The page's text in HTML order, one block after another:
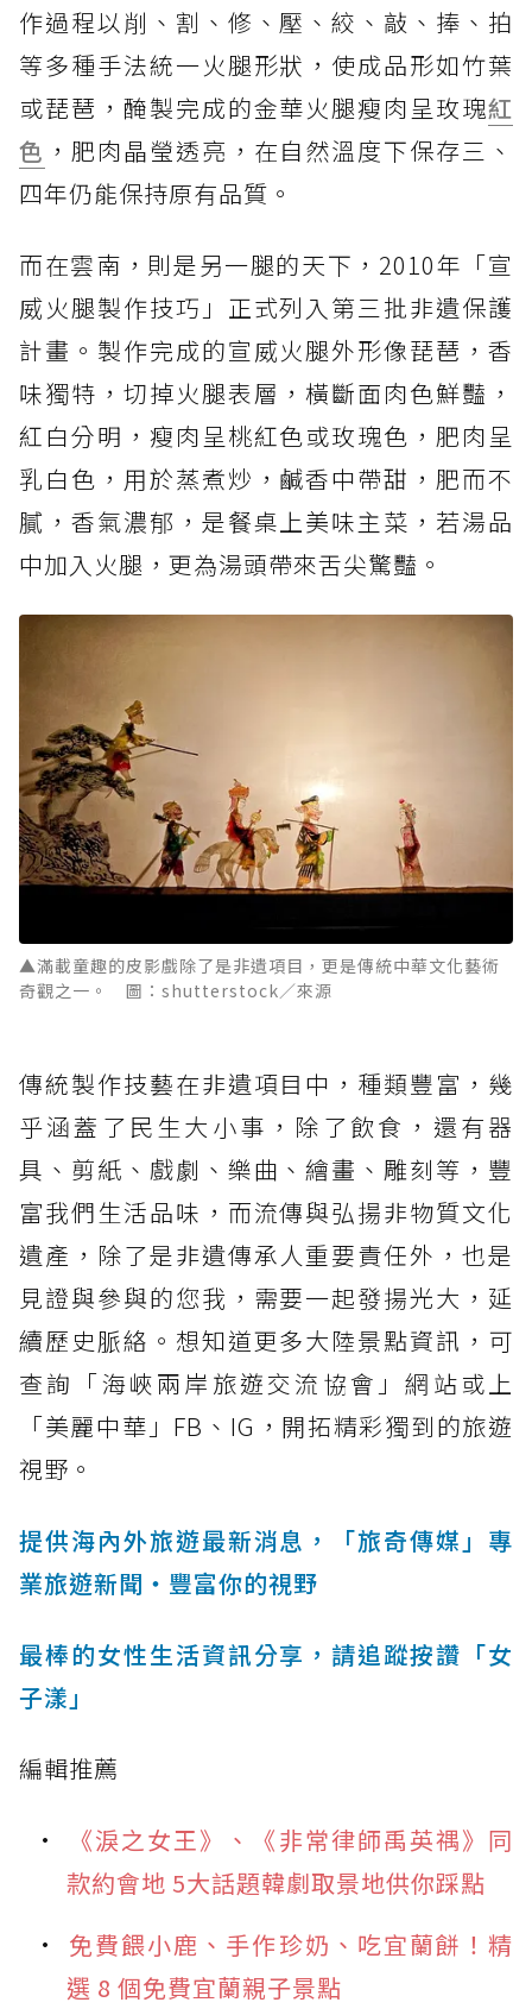
作過程以削、割、修、壓、絞、敲、捧、拍
等多種手法統一火腿形狀，使成品形如竹葉
或琵琶，醃製完成的金華火腿瘦肉呈玫瑰紅
色 ，肥肉晶瑩透亮，在自然溫度下保存三、
四年仍能保持原有品質。
而在雲南，則是另一腿的天下，2010年「宣
威火腿製作技巧」正式列入第三批非遺保護
計畫。製作完成的宣威火腿外形像琵琶，香
味獨特，切掉火腿表層，橫斷面肉色鮮豔，
紅白分明，瘦肉呈桃紅色或玫瑰色，肥肉呈
乳白色，用於蒸煮炒，鹹香中帶甜，肥而不
膩，香氣濃郁，是餐桌上美味主菜，若湯品
中加入火腿，更為湯頭帶來舌尖驚豔。
▲滿載童趣的皮影戲除了是非遺項目，更是傳統中華文化藝術
奇觀之一。 圖：shutterstock／來源
傳統製作技藝在非遺項目中，種類豐富，幾
乎涵蓋了民生大小事，除了飲食，還有器
具、剪紙、戲劇、樂曲、繪畫、雕刻等，豐
富我們生活品味，而流傳與弘揚非物質文化
遺產，除了是非遺傳承人重要責任外，也是
見證與參與的您我，需要一起發揚光大，延
續歷史脈絡。想知道更多大陸景點資訊，可
查詢「海峽兩岸旅遊交流協會」網站或上
「美麗中華」FB、IG，開拓精彩獨到的旅遊
視野。
提供海內外旅遊最新消息，「旅奇傳媒」專
業旅遊新聞‧豐富你的視野
最棒的女性生活資訊分享，請追蹤按讚「女
子漾」
編輯推薦
《淚之女王》、《非常律師禹英禑》同
款約會地 5大話題韓劇取景地供你踩點
免費餵小鹿、手作珍奶、吃宜蘭餅！精
選 8 個免費宜蘭親子景點